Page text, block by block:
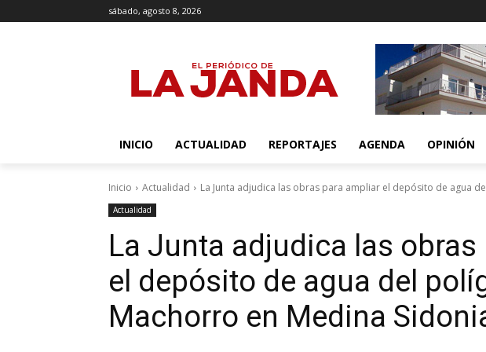
sábado, agosto 8, 2026
INICIO ACTUALIDAD REPORTAJES AGENDA OPINIÓN
Inicio Actualidad La Junta adjudica las obras para ampliar el depósito de agua
Actualidad
La Junta adjudica las
el depósito de agua del
Machorro en Medina